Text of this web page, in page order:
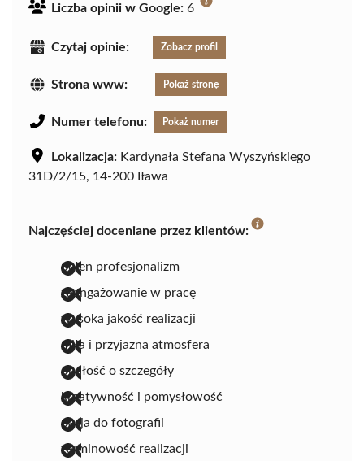
Liczba opinii w Google: 6
Czytaj opinie: Zobacz profil
Strona www: Pokaż stronę
Numer telefonu: Pokaż numer
Lokalizacja: Kardynała Stefana Wyszyńskiego
31D/2/15, 14-200 Iława
Najczęściej doceniane przez klientów:
pełen profesjonalizm
zaangażowanie w pracę
wysoka jakość realizacji
miła i przyjazna atmosfera
dbałość o szczegóły
kreatywność i pomysłowość
pasja do fotografii
terminowość realizacji